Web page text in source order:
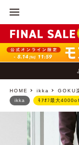
HOME ikka GOKU
ikka ﾓｱｵﾌ最大